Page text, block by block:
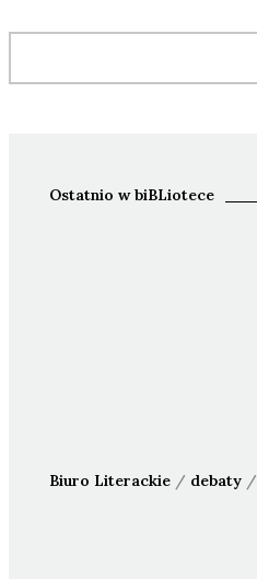
Ostatnio w biBLiotece
Biuro Literackie/ debaty/